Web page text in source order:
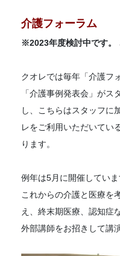
介護フォーラム
※2023年度検討中です。
クオレでは毎年「介護フ
「介護事例発表会」が
し、こちらはスタッフに
レをご利用いただいてい
ります。
例年は5月に開催していま
これからの介護と医療を
え、終末期医療、認知症
外部講師をお招きして講